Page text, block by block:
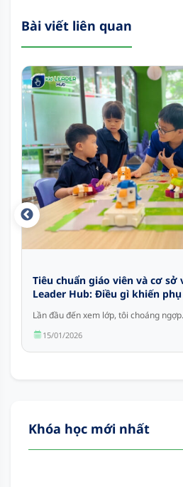
Bài viết liên quan
Tiêu chuẩn giáo viên và cơ sở
Leader Hub: Điều gì khiến
Lần đầu đến xem lớp, tôi choáng
15/01/2026
Khóa học mới nhất